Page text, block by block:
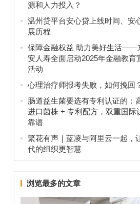
源和人力投入？
温州贷平台安心贷上线时间、安
展历程
保障金融权益 助力美好生活——
安人寿全面启动2025年金融教育
活动
心理治疗师报考失败，如何挽回
肠道益生菌要选有专利认证的：
进口菌株 + 专利配方，双重国际
靠谱
繁花有声｜蓝凌与阿里云一起，
代的组织更智慧
浏览最多的文章